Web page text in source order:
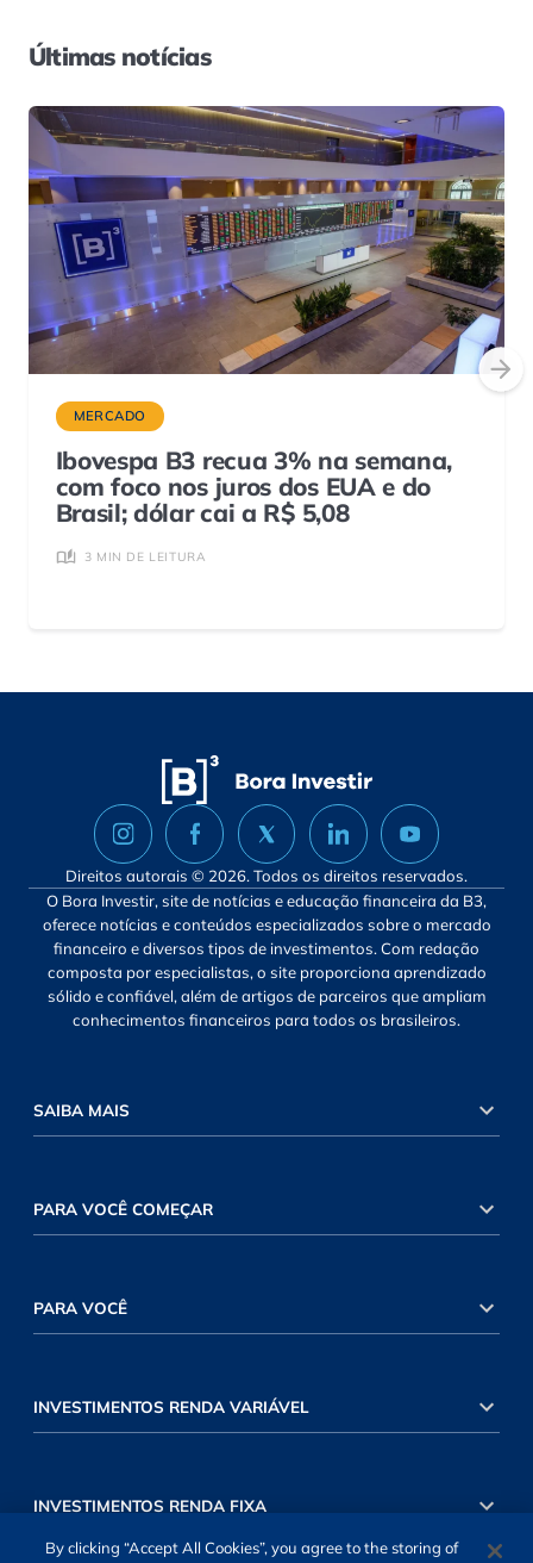
Últimas notícias
MERCADO
Ibovespa B3 recua 3% na semana,
com foco nos juros dos EUA e do
Brasil; dólar cai a R$ 5,08
3 MIN DE LEITURA
Direitos autorais © 2026. Todos os direitos reservados.
O Bora Investir, site de notícias e educação financeira da B3,
oferece notícias e conteúdos especializados sobre o mercado
financeiro e diversos tipos de investimentos. Com redação
composta por especialistas, o site proporciona aprendizado
sólido e confiável, além de artigos de parceiros que ampliam
conhecimentos financeiros para todos os brasileiros.
SAIBA MAIS
PARA VOCÊ COMEÇAR
PARA VOCÊ
INVESTIMENTOS RENDA VARIÁVEL
INVESTIMENTOS RENDA FIXA
By clicking “Accept All Cookies”, you agree to the storing of